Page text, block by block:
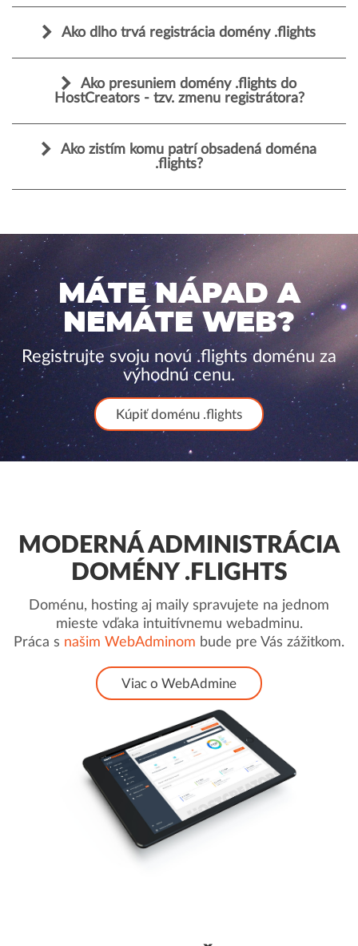
Ako dlho trvá registrácia domény .flights
Ako presuniem domény .flights do
HostCreators - tzv. zmenu registrátora?
Ako zistím komu patrí obsadená doména
.flights?
MÁTE NÁPAD A
NEMÁTE WEB?
Registrujte svoju novú .flights doménu za
výhodnú cenu.
Kúpiť doménu .flights
MODERNÁ ADMINISTRÁCIA
DOMÉNY .FLIGHTS
Doménu, hosting aj maily spravujete na jednom
mieste vďaka intuitívnemu webadminu.
Práca s našim WebAdminom bude pre Vás zážitkom.
Viac o WebAdmine